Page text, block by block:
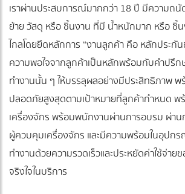
เราผ่านประสบการณ์มากกว่า 18 ปี มีความถนั
ย้าย วัสดุ หรือ ชิ้นงาน ที่มี น้ำหนักมาก หรือ ชิ้น
ไกลโดยยึดหลักการ “งานลูกค้า คือ หลักประกันข
ความพอใจจากลูกค้าเป็นหลักพร้อมกับคำปรึก
ทำงานนั้น ๆ ให้บรรลุผลอย่างมีประสิทธิภาพ
ปลอดภัยสูงสุดตามเป้าหมายที่ลูกค้ากำหนด พ
เครื่องจักร พร้อมพนักงานผ่านการอบรม ผ่าน
ผู้ควบคุมเครื่องจักร และมีความพร้อมในอุปกร
ทำงานด้วยความรวดเร็วและประหยัดค่าใช้จ่า
จริงใจในบริการ